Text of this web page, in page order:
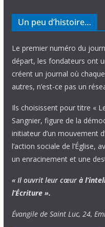
Un peu d’histoire…
Le premier numéro du
départ, les fondateurs ont
créent un journal où
autres, n’est-ce pas un
Ils choisissent pour titre «
Sangnier, figure de la
initiateur d’un mouvement
l’action sociale de l’Église,
un enracinement et une
« Il ouvrit leur cœur à
l’Écriture ».
Évangile de Saint Luc, 24,